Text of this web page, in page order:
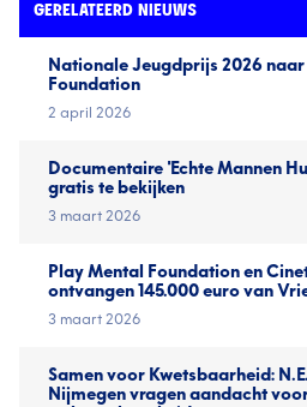
GERELATEERD NIEUWS
Nationale Jeugd­prijs 2026
Foundation
2 april 2026
Documentaire 'Echte Mannen
gratis te bekijken
3 maart 2026
Play Mental Foundation en
ontvangen 145.000 euro van
3 maart 2026
Samen voor Kwetsbaarheid:
Nijmegen vragen aandacht